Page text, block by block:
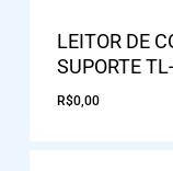
LEITOR DE
SUPORTE
R$0,00